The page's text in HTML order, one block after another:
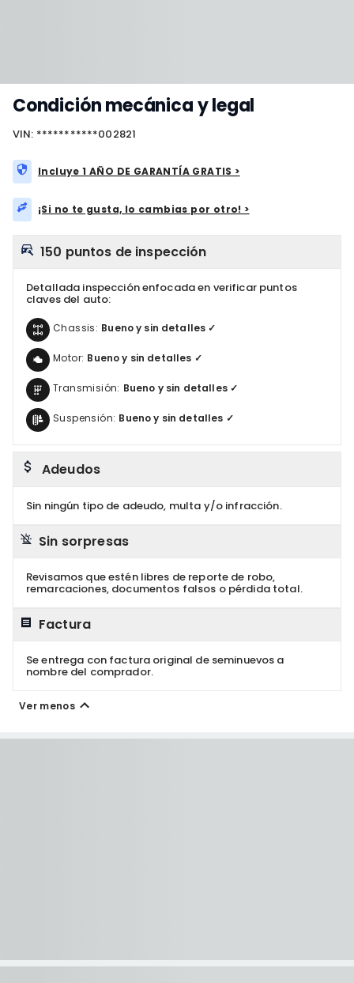
Condición mecánica y legal
VIN: ***********002821
Incluye 1 AÑO DE GARANTÍA GRATIS >
¡Si no te gusta, lo cambias por otro! >
150 puntos de inspección
Detallada inspección enfocada en verificar puntos
claves del auto:
Chassis: Bueno y sin detalles ✓
Motor: Bueno y sin detalles ✓
Transmisión: Bueno y sin detalles ✓
Suspensión: Bueno y sin detalles ✓
Adeudos
Sin ningún tipo de adeudo, multa y/o infracción.
Sin sorpresas
Revisamos que estén libres de reporte de robo,
remarcaciones, documentos falsos o pérdida total.
Factura
Se entrega con factura original de seminuevos a
nombre del comprador.
Ver menos